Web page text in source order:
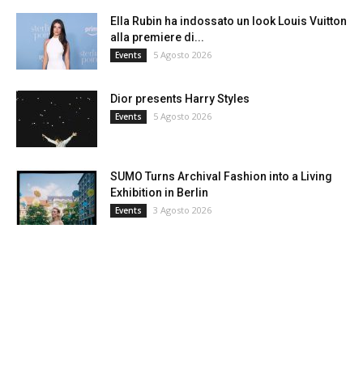
Ella Rubin ha indossato un look Louis Vuitton
alla premiere di...
Events 5 Agosto 2026
Dior presents Harry Styles
Events 5 Agosto 2026
SUMO Turns Archival Fashion into a Living
Exhibition in Berlin
Events 3 Agosto 2026